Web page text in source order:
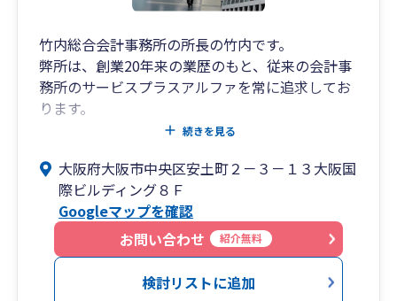
竹内総合会計事務所の所長の竹内です。
弊所は、創業20年来の業歴のもと、従来の会計事
務所のサービスプラスアルファを常に追求してお
ります。
所内には、税理士、中小企業診断士、行政書士、
業者様に対し、経営のワンストップサービスの提
供を心掛けて、スタッフ全員が日々研鑽を積んで
おります。
ぜひ、一度ご相談にお越しくださいませ。
続きを見る
大阪府大阪市中央区安土町２－３－１３大阪国
際ビルディング８Ｆ
Googleマップを確認
お問い合わせ
紹介無料
検討リストに追加